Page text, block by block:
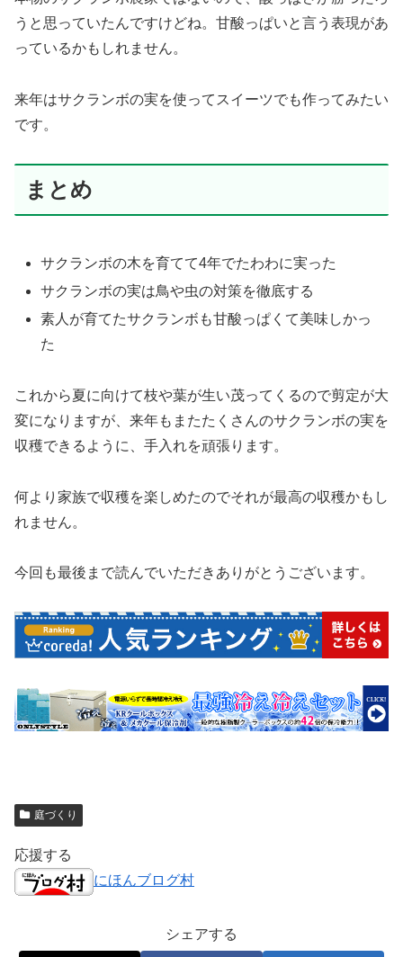
うと思っていたんですけどね。甘酸っぱいと言う表現があ
っているかもしれません。
来年はサクランボの実を使ってスイーツでも作ってみたい
です。
まとめ
サクランボの木を育てて4年でたわわに実った
サクランボの実は鳥や虫の対策を徹底する
素人が育てたサクランボも甘酸っぱくて美味しかっ
た
これから夏に向けて枝や葉が生い茂ってくるので剪定が大
変になりますが、来年もまたたくさんのサクランボの実を
収穫できるように、手入れを頑張ります。
何より家族で収穫を楽しめたのでそれが最高の収穫かもし
れません。
今回も最後まで読んでいただきありがとうございます。
庭づくり
応援する
にほんブログ村
シェアする